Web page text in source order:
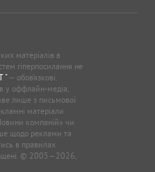
матеріалів в
гіперпосилання не
"— обов’язкові.
у оффлайн-медіа,
лише з письмової
матеріали
компаній» чи
щодо реклами та
в правилах
© 2005—2026,